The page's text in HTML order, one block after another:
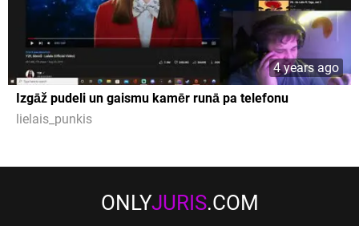
4 years ago
Izgāž pudeli un gaismu kamēr runā pa telefonu
lielais_punkis
ONLYJURIS.COM